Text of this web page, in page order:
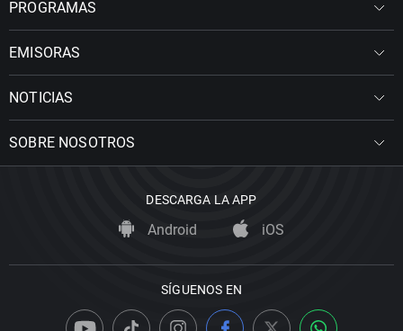
PROGRAMAS
EMISORAS
NOTICIAS
SOBRE NOSOTROS
DESCARGA LA APP
Android iOS
SÍGUENOS EN